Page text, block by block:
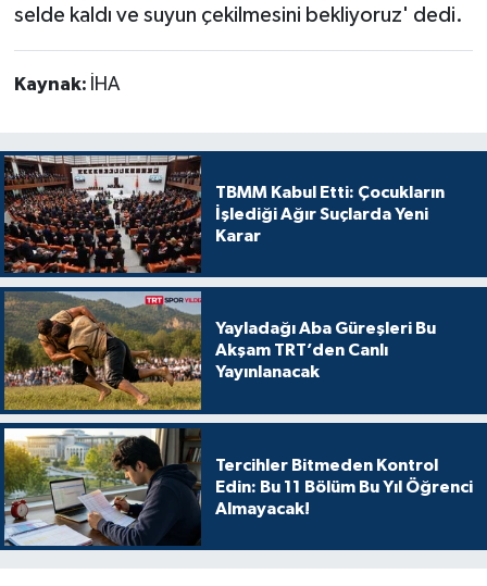
selde kaldı ve suyun çekilmesini bekliyoruz' dedi.
Kaynak: İHA
TBMM Kabul Etti: Çocukların
İşlediği Ağır Suçlarda Yeni
Karar
Yayladağı Aba Güreşleri Bu
Akşam TRT’den Canlı
Yayınlanacak
Tercihler Bitmeden Kontrol
Edin: Bu 11 Bölüm Bu Yıl Öğrenci
Almayacak!